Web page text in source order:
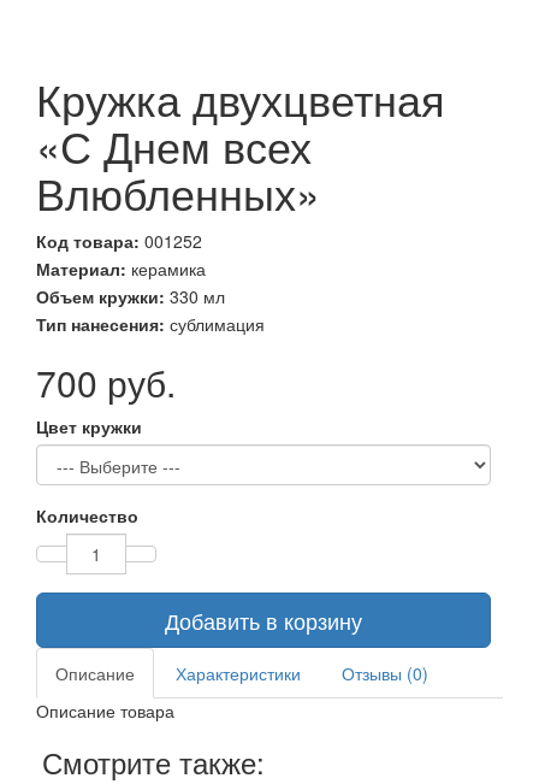
Кружка двухцветная
«С Днем всех
Влюбленных»
Код товара: 001252
Материал: керамика
Объем кружки: 330 мл
Тип нанесения: сублимация
700 руб.
Цвет кружки
Количество
Добавить в корзину
Описание Характеристики
Отзывы (0)
Описание товара
Смотрите также: